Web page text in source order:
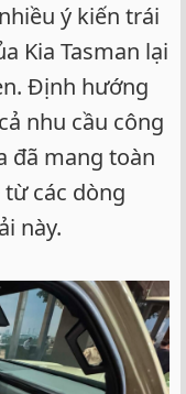
ý kiến trái
Kia Tasman lại
Định hướng
nhu cầu công
đã mang toàn
các dòng
này.